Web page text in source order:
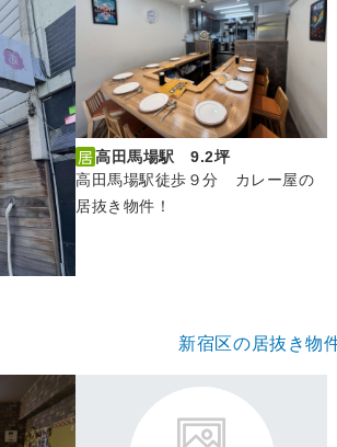
高田馬場駅 9.2坪
⾼⽥⾺場駅徒歩９分 カレー屋の
居抜き物件！
新宿区の居抜き物